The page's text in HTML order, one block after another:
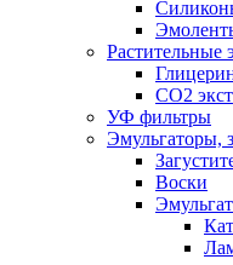
Растительные
СО2
УФ фильтры
Эмульгаторы,
Воски